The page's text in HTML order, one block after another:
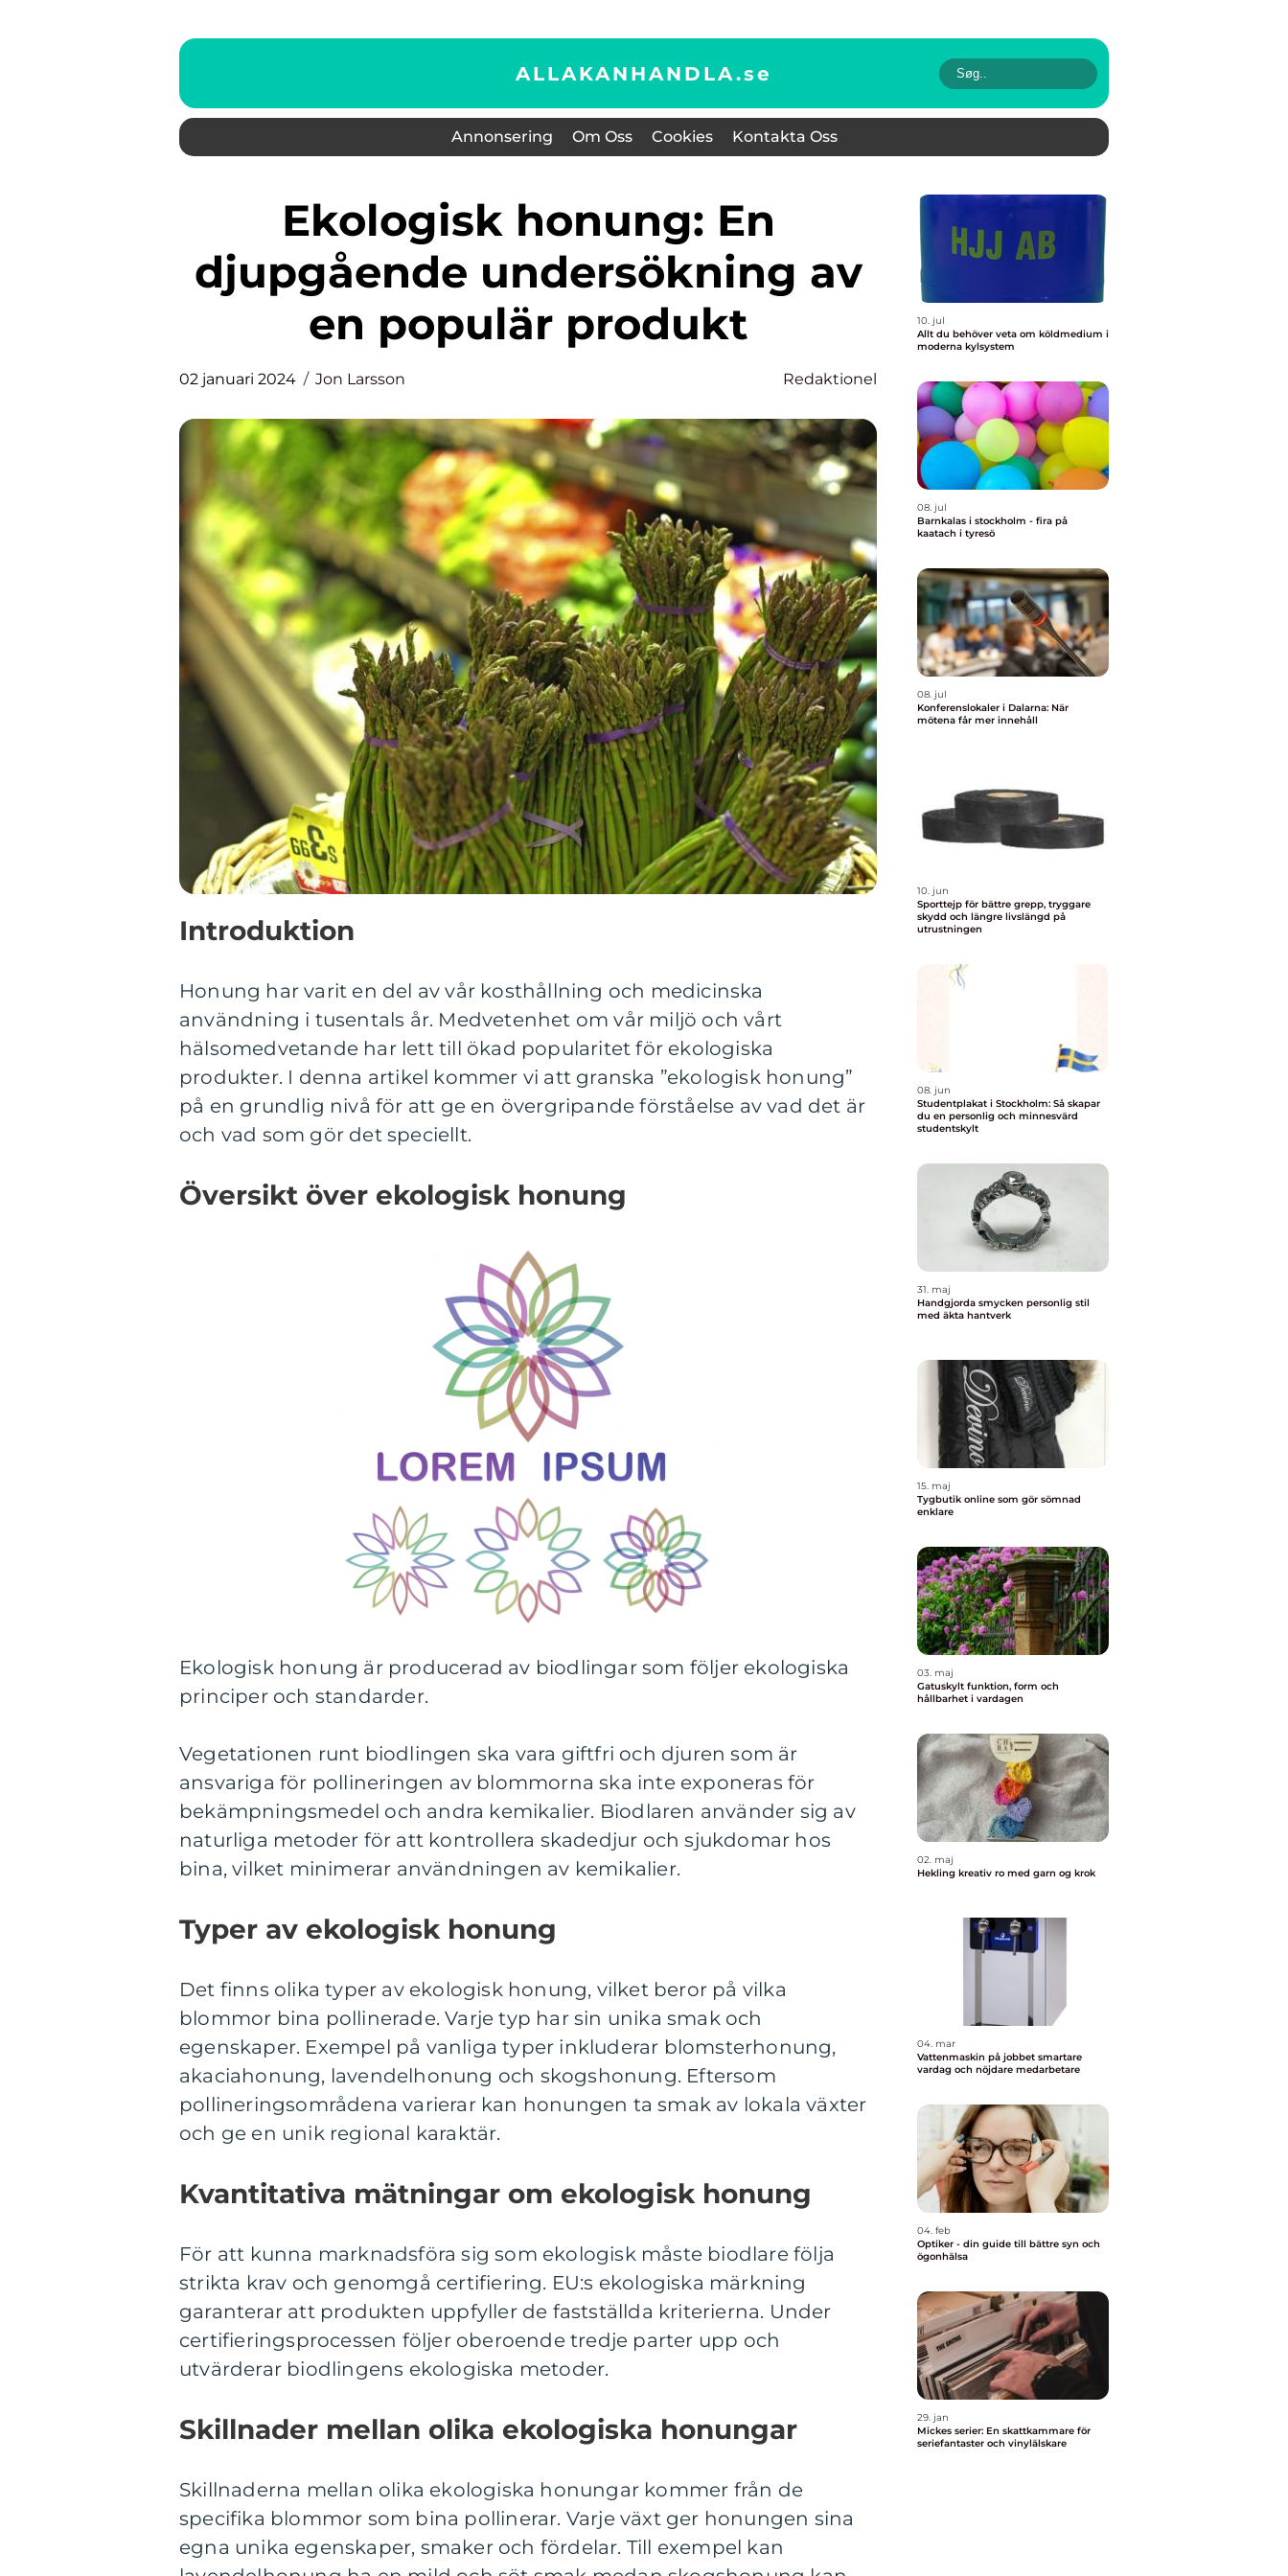
ALLAKANHANDLA.se
Annonsering Om Oss Cookies Kontakta Oss
Ekologisk honung: En
djupgående undersökning av
en populär produkt
02 januari 2024 Jon Larsson Redaktionel
Introduktion
Honung har varit en del av vår kosthållning och medicinska
användning i tusentals år. Medvetenhet om vår miljö och vårt
hälsomedvetande har lett till ökad popularitet för ekologiska
produkter. I denna artikel kommer vi att granska ”ekologisk honung”
på en grundlig nivå för att ge en övergripande förståelse av vad det är
och vad som gör det speciellt.
Översikt över ekologisk honung
Ekologisk honung är producerad av biodlingar som följer ekologiska
principer och standarder.
Vegetationen runt biodlingen ska vara giftfri och djuren som är
ansvariga för pollineringen av blommorna ska inte exponeras för
bekämpningsmedel och andra kemikalier. Biodlaren använder sig av
naturliga metoder för att kontrollera skadedjur och sjukdomar hos
bina, vilket minimerar användningen av kemikalier.
Typer av ekologisk honung
Det finns olika typer av ekologisk honung, vilket beror på vilka
blommor bina pollinerade. Varje typ har sin unika smak och
egenskaper. Exempel på vanliga typer inkluderar blomsterhonung,
akaciahonung, lavendelhonung och skogshonung. Eftersom
pollineringsområdena varierar kan honungen ta smak av lokala växter
och ge en unik regional karaktär.
Kvantitativa mätningar om ekologisk honung
För att kunna marknadsföra sig som ekologisk måste biodlare följa
strikta krav och genomgå certifiering. EU:s ekologiska märkning
garanterar att produkten uppfyller de fastställda kriterierna. Under
certifieringsprocessen följer oberoende tredje parter upp och
utvärderar biodlingens ekologiska metoder.
Skillnader mellan olika ekologiska honungar
Skillnaderna mellan olika ekologiska honungar kommer från de
specifika blommor som bina pollinerar. Varje växt ger honungen sina
egna unika egenskaper, smaker och fördelar. Till exempel kan
10. jul
Allt du behöver veta om köldmedium i
moderna kylsystem
08. jul
Barnkalas i stockholm - fira på
kaatach i tyresö
08. jul
Konferenslokaler i Dalarna: När
mötena får mer innehåll
10. jun
Sporttejp för bättre grepp, tryggare
skydd och längre livslängd på
utrustningen
08. jun
Studentplakat i Stockholm: Så skapar
du en personlig och minnesvärd
studentskylt
31. maj
Handgjorda smycken personlig stil
med äkta hantverk
15. maj
Tygbutik online som gör sömnad
enklare
03. maj
Gatuskylt funktion, form och
hållbarhet i vardagen
02. maj
Hekling kreativ ro med garn og krok
04. mar
Vattenmaskin på jobbet smartare
vardag och nöjdare medarbetare
04. feb
Optiker - din guide till bättre syn och
ögonhälsa
29. jan
Mickes serier: En skattkammare för
seriefantaster och vinylälskare